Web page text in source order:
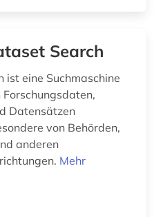
Search
ist eine Suchmaschine
Datensätzen
von Behörden,
anderen
Mehr